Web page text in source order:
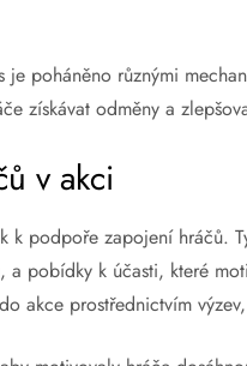
poháněno různými
získávat odměny a
v akci
k podpoře zapojení hráčů.
a pobídky k účasti, které
akce prostřednictvím